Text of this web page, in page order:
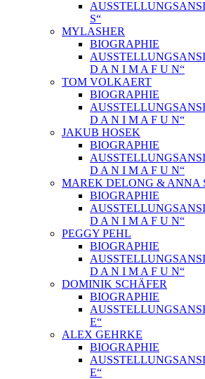
S“
MYLASHER
BIOGRAPHIE
D A N I M A F U N“
TOM VOLKAERT
BIOGRAPHIE
D A N I M A F U N“
JAKUB HOSEK
BIOGRAPHIE
D A N I M A F U N“
MAREK DELONG & ANNA
BIOGRAPHIE
D A N I M A F U N“
PEGGY PEHL
BIOGRAPHIE
D A N I M A F U N“
DOMINIK SCHÄFER
BIOGRAPHIE
E“
ALEX GEHRKE
BIOGRAPHIE
E“